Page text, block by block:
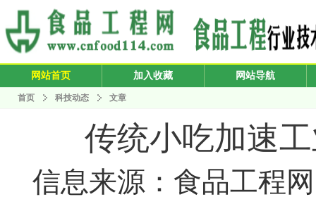
网站首页 加入收藏 网站导航
首页 科技动态 文章
传统小吃加速
信息来源：食品工程